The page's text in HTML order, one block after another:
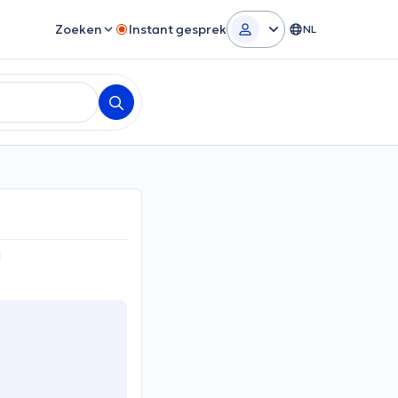
Zoeken Instant gesprek NL